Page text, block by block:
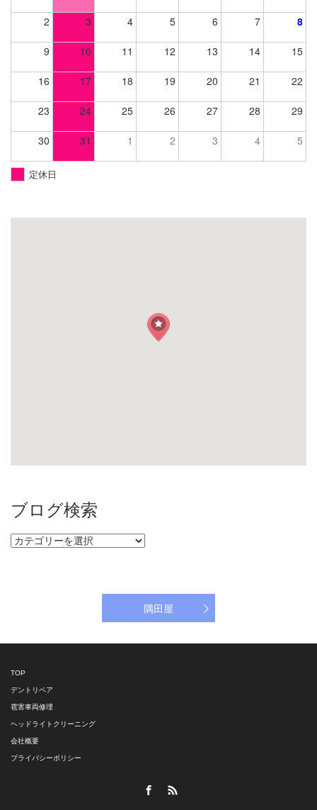
2 3 4 5 6 7 8
9 10 11 12 13 14 15
16 17 18 19 20 21 22
23 24 25 26 27 28 29
30 31 1 2 3 4 5
定休日
ブログ検索
ブ
隅田屋
TOP
デントリペア
雹害車両修理
ヘッドライトクリーニング
会社概要
プライバシーポリシー